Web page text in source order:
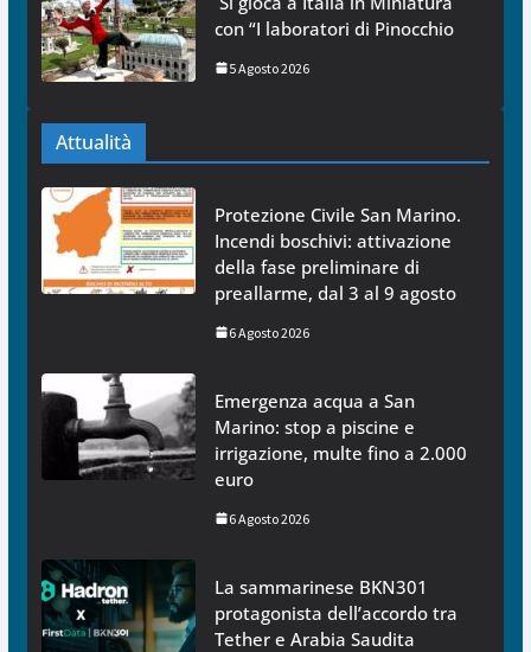
con “I laboratori di Pinocchio
5 Agosto 2026
Attualità
Protezione Civile San Marino.
Incendi boschivi: attivazione
della fase preliminare di
preallarme, dal 3 al 9 agosto
6 Agosto 2026
Emergenza acqua a San
Marino: stop a piscine e
irrigazione, multe fino a 2.000
euro
6 Agosto 2026
La sammarinese BKN301
protagonista dell’accordo tra
Tether e Arabia Saudita